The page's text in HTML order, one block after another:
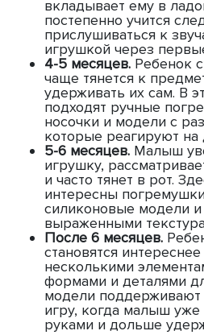
вкладывает ему в
постепенно учится
прислушиваться к
игрушкой через
4-5 месяцев. Ребенок
чаще тянется к
удерживать их сам. В
подходят ручные
носочки и модели с
которые реагируют на
5-6 месяцев. Малыш
игрушку,
и часто тянет в рот.
интересны
силиконовые модели
выраженными
После 6 месяцев.
становятся
несколькими
формами и деталями
модели поддерживают
игру, когда малыш уже
руками и дольше